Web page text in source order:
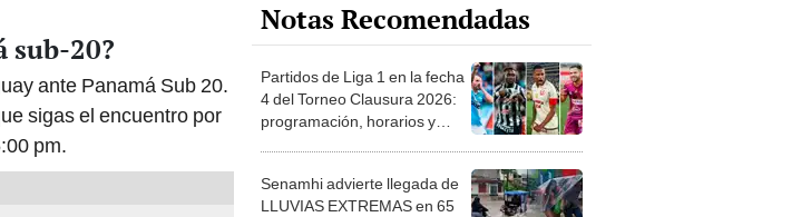
sub-20?
ante Panamá Sub 20.
sigas el encuentro por
pm.
Notas Recomendadas
Partidos de Liga 1 en la fecha
4 del Torneo Clausura 2026:
programación, horarios y
Senamhi advierte llegada de
LLUVIAS EXTREMAS en 65